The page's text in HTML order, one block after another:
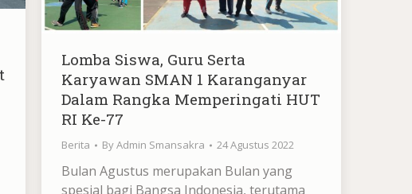
Lomba Siswa, Guru Serta
Karyawan SMAN 1 Karanganyar
Dalam Rangka Memperingati HUT
RI Ke-77
Berita ByAdmin Smansakra 24 Agustus 2022
Bulan Agustus merupakan Bulan yang
spesial bagi Bangsa Indonesia, terutama